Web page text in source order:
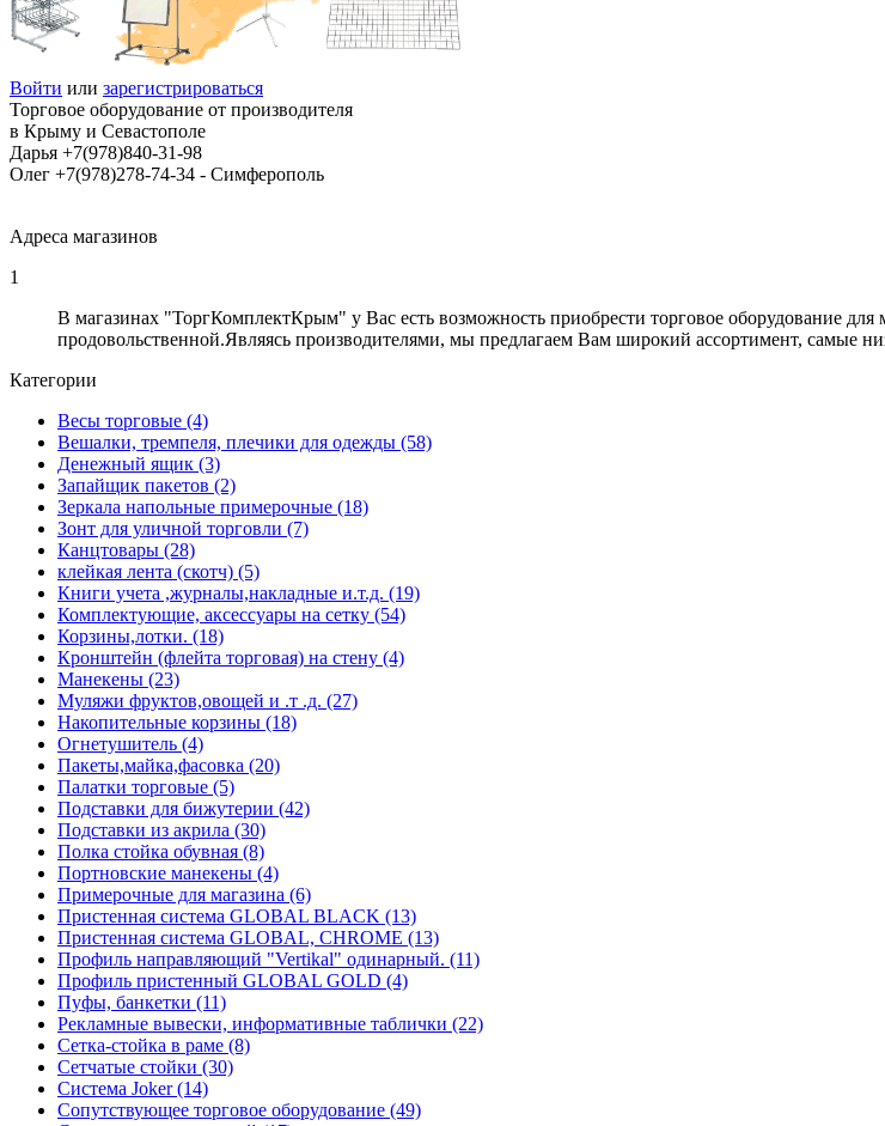
Войти или зарегистрироваться
Торговое оборудование от производителя
в Крыму и Севастополе
Дарья +7(978)840-31-98
Олег +7(978)278-74-34 - Cимферополь
Адреса магазинов
1
В магазинах "ТоргКомплектКрым" у Вас есть возможность приобрести торговое оборудование
продовольственной.Являясь производителями, мы предлагаем Вам широкий ассортимент, самые
Категории
Весы торговые (4)
Вешалки, тремпеля, плечики для одежды (58)
Денежный ящик (3)
Запайщик пакетов (2)
Зеркала напольные примерочные (18)
Зонт для уличной торговли (7)
Канцтовары (28)
клейкая лента (скотч) (5)
Книги учета ,журналы,накладные и.т.д. (19)
Комплектующие, аксессуары на сетку (54)
Корзины,лотки. (18)
Кронштейн (флейта торговая) на стену (4)
Манекены (23)
Муляжи фруктов,овощей и .т .д. (27)
Накопительные корзины (18)
Огнетушитель (4)
Пакеты,майка,фасовка (20)
Палатки торговые (5)
Подставки для бижутерии (42)
Подставки из акрила (30)
Полка стойка обувная (8)
Портновские манекены (4)
Примерочные для магазина (6)
Пристенная система GLOBAL BLACK (13)
Пристенная система GLOBAL, CHROME (13)
Профиль направляющий "Vertikal" одинарный. (11)
Профиль пристенный GLOBAL GOLD (4)
Пуфы, банкетки (11)
Рекламные вывески, информативные таблички (22)
Сетка-стойка в раме (8)
Сетчатые стойки (30)
Система Joker (14)
Сопутствующее торговое оборудование (49)